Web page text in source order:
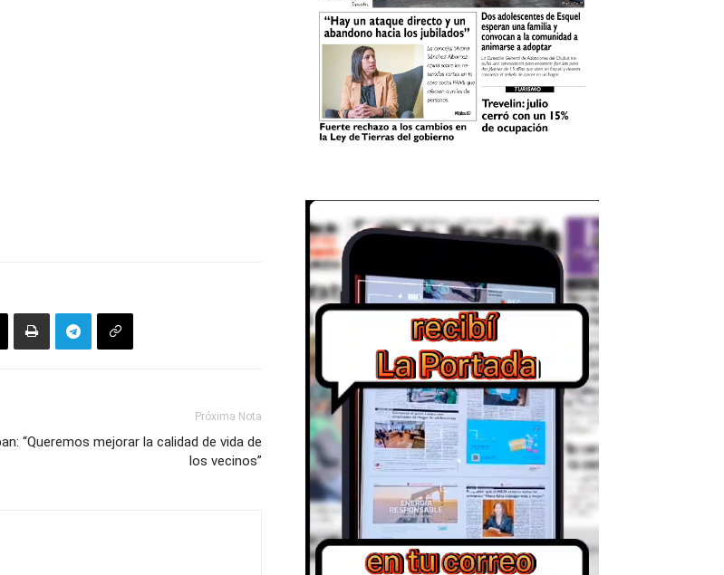
Próxima Nota
“Queremos mejorar la calidad de vida de
los vecinos”